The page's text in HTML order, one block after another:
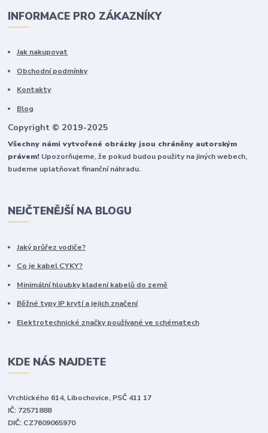
INFORMACE PRO ZÁKAZNÍKY
Jak nakupovat
Obchodní podmínky
Kontakty
Blog
Copyright © 2019-2025
Všechny námi vytvořené obrázky jsou chráněny autorským
právem! Upozorňujeme, že pokud budou použity na jiných webech,
budeme uplatňovat finanční náhradu.
NEJČTENĚJŠÍ NA BLOGU
Jaký průřez vodiče?
Co je kabel CYKY?
Minimální hloubky kladení kabelů do země
Běžné typy IP krytí a jejich značení
Elektrotechnické značky používané ve schématech
KDE NÁS NAJDETE
Vrchlického 614, Libochovice, PSČ 411 17
IČ: 72571888
DIČ: CZ7609065970